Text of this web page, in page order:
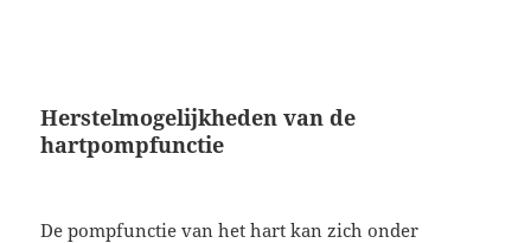
Herstelmogelijkheden van de
hartpompfunctie
De pompfunctie van het hart kan zich onder